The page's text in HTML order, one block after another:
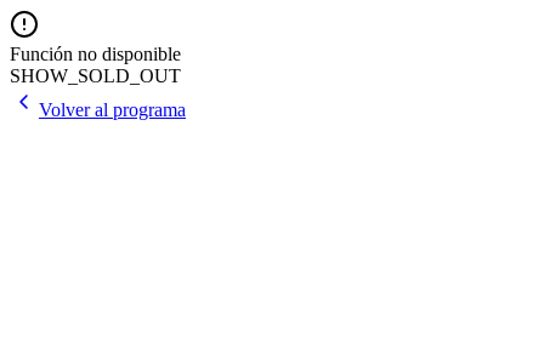
Función no disponible
SHOW_SOLD_OUT
Volver al programa